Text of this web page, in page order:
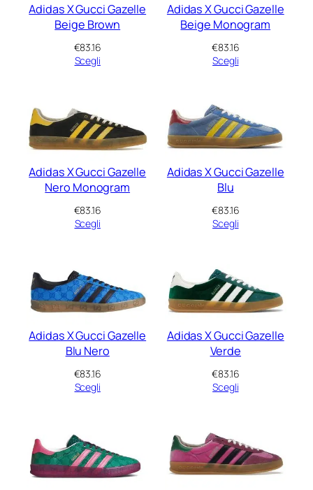
Adidas X Gucci Gazelle
Beige Brown
€83.16
Scegli
Adidas X Gucci Gazelle
Beige Monogram
€83.16
Scegli
Adidas X Gucci Gazelle
Nero Monogram
€83.16
Scegli
Adidas X Gucci Gazelle
Blu
€83.16
Scegli
Adidas X Gucci Gazelle
Blu Nero
€83.16
Scegli
Adidas X Gucci Gazelle
Verde
€83.16
Scegli